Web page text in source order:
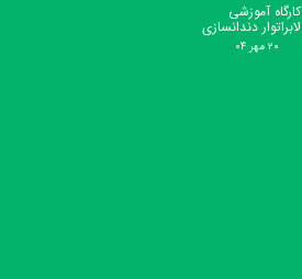
کارگاه آموزشی
لابراتوار دندانسازی
۲۰ مهر ۰۴